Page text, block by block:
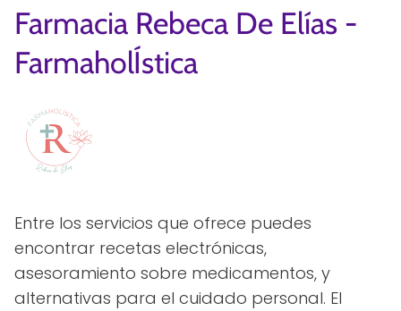
Farmacia Rebeca De Elías -
FarmaholÍstica
Entre los servicios que ofrece puedes
encontrar recetas electrónicas,
asesoramiento sobre medicamentos, y
alternativas para el cuidado personal. El